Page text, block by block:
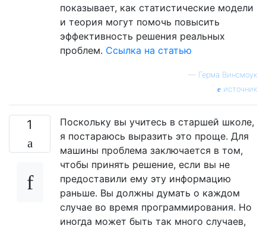
показывает, как статистические модели
и теория могут помочь повысить
эффективность решения реальных
проблем. Ссылка на статью
— Герма Винсмоук
источник
1
Поскольку вы учитесь в старшей школе,
я постараюсь выразить это проще. Для
машины проблема заключается в том,
чтобы принять решение, если вы не
предоставили ему эту информацию
раньше. Вы должны думать о каждом
случае во время программирования. Но
иногда может быть так много случаев,